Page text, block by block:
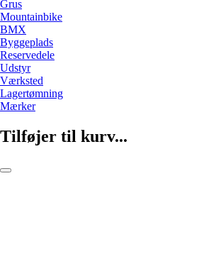
Grus
Mountainbike
BMX
Byggeplads
Reservedele
Udstyr
Værksted
Lagertømning
Mærker
Tilføjer til kurv...